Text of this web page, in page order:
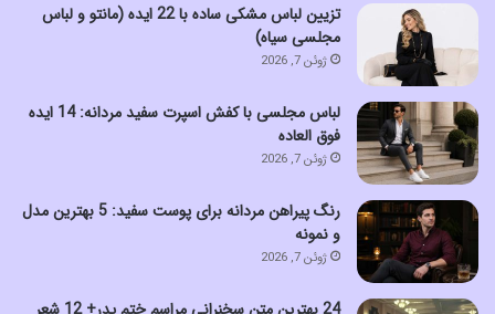
تزیین لباس مشکی ساده با 22 ایده (مانتو و لباس
مجلسی سیاه)
ژوئن 7, 2026
لباس مجلسی با کفش اسپرت سفید مردانه: 14 ایده
فوق العاده
ژوئن 7, 2026
رنگ پیراهن مردانه برای پوست سفید: 5 بهترین مدل
و نمونه
ژوئن 7, 2026